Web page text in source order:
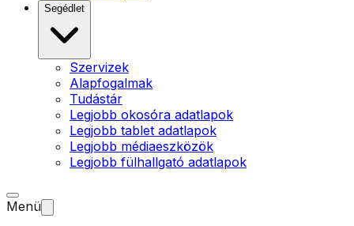
Segédlet
Szervizek
Alapfogalmak
Tudástár
Legjobb okosóra adatlapok
Legjobb tablet adatlapok
Legjobb médiaeszközök
Legjobb fülhallgató adatlapok
Menü